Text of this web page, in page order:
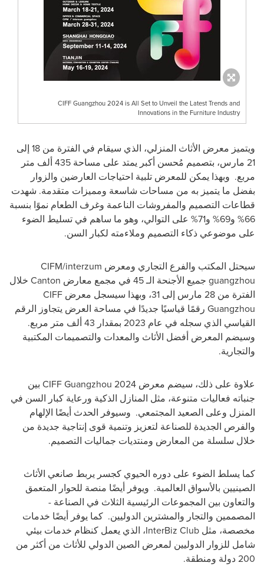
CIFF Guangzhou 2024 is All Set to Unveil the Latest Trends and
Innovations in the Furniture Industry
ويتميز معرض الأثاث المنزلي، الذي سيقام في الفترة من 18 إلى
21 مارس، بتصميم مُحسن أكبر يمتد على مساحة 435 ألف متر
مربع. وبهذا يمكن للمعرض تلبية احتياجات العارضين والزوار
بفضل ما يتميز به من مساحات شاسعة ومميزات متقدمة. شهدت
قطاعات التصميم والمفروشات الناعمة وغرف الطعام نموًا بنسبة
66% و69% و71% على التوالي، وهو ما ساهم في تسليط الضوء
على موضوعي ذكاء التصميم وملاءمته لكبار السن.
سيحتل المكتب والفرع التجاري ومعرض CIFM/interzum
guangzhou جميع الأجنحة الـ 45 في مجمع معارض Canton خلال
الفترة من 28 مارس إلى 31، وبهذا سيسجل معرض CIFF
Guangzhou رقمًا قياسيًا جديدًا في مساحة العرض يتجاوز الرقم
القياسي الذي سجله في عام 2023 بمقدار 43 ألف متر مربع.
وسيضم المعرض أفضل الأثاث والمعدات والتصميمات المكتبية
والتجارية.
علاوة على ذلك، سيضم معرض CIFF Guangzhou 2024 بين
جنباته فعاليات متنوعة، مثل المنازل الذكية ورعاية كبار السن في
المنزل وعلى الصعيد المجتمعي. وسيوفر الحدث أيضًا الإلهام
والفرص الجديدة للصناعة لتعزيز وتنمية قوى إنتاجية جديدة من
خلال سلسلة من المعارض ومنتديات جماليات التصميم.
كما يسلط الضوء على دوره الحيوي كجسر يربط صانعي الأثاث
الصينيين بالأسواق العالمية. ويوفر أيضًا منصة للحوار المتعمق
والتعاون بين المجموعات الرئيسية الثلاث في الصناعة -
المصممين والتجار والمشترين الدوليين. كما يوفر أيضًا خدمات
مخصصة، مثل InterBiz Club، الذي يعمل كنظام خدمات بيئي
شامل للزوار الدوليين لمعرض الصين الدولي للأثاث من أكثر من
200 دولة ومنطقة.